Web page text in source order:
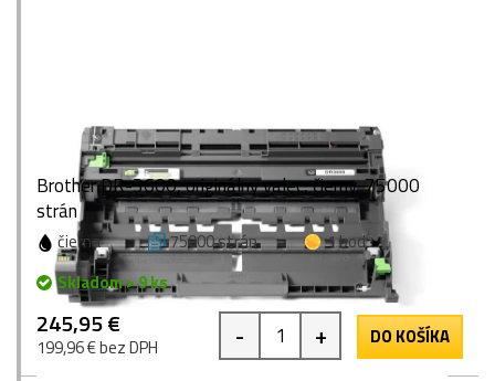
Brother DR-3600, originálny valec, čierny, 75000
strán
čierna 75000 strán
1 bod
Skladom > 9 ks
245,95 €
199,96 € bez DPH - + DO KOŠÍKA